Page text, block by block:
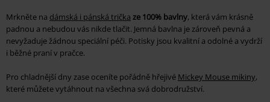
Mrkněte na dámská i pánská trička ze 100% bavlny, která vám krásně
padnou a nebudou vás nikde tlačit. Jemná bavlna je zároveň pevná a
nevyžaduje žádnou speciální péči. Potisky jsou kvalitní a odolné a vydrží
i běžné praní v pračce.
Pro chladnější dny zase oceníte pořádně hřejivé Mickey Mouse mikiny,
které můžete vytáhnout na všechna svá dobrodružství.